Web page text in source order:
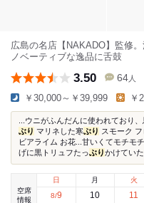
広島の名店【NAKADO】監修
ノベーティブな逸品に舌鼓
3.50 64 人
￥30,000～￥39,999 ￥
...ウニがふんだんに使われており
ぶり マリネした寒ぶり スモーク
ビアライム お花...甘いくてモチモ
げに黒トリュフたっぶりかけていた
空席
情報
日
8/9
月
10
火
11